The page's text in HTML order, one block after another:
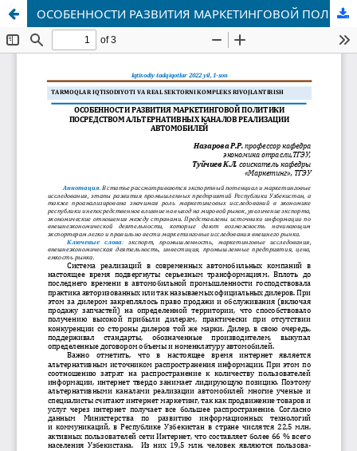
ОСОБЕННОСТИ РАЗВИТИЯ МАРКЕТИНГОВОЙ ПОЛИТИКИ ПОСРЕДСТВОМ АЛЬТЕРНАТИВНЫХ КАНАЛОВ РЕАЛИЗАЦИИ АВТОМОБИЛЕЙ